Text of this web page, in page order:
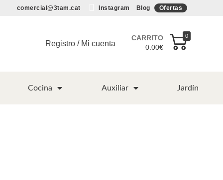
comercial@3tam.cat Instagram Blog Ofertas
Registro / Mi cuenta
CARRITO
0.00€
0
Cocina Auxiliar Jardín